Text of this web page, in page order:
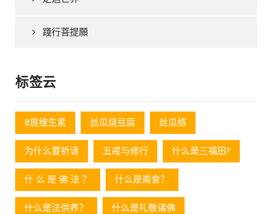
踐行菩提願
标签云
B族维生素 丝瓜烧豆腐 丝瓜络
为什么要祈请 五戒与修行 什么是三福田?
什 么 是 佛 法 ？ 什么是斋食？
什么是法供养？ 什么是礼敬诸佛